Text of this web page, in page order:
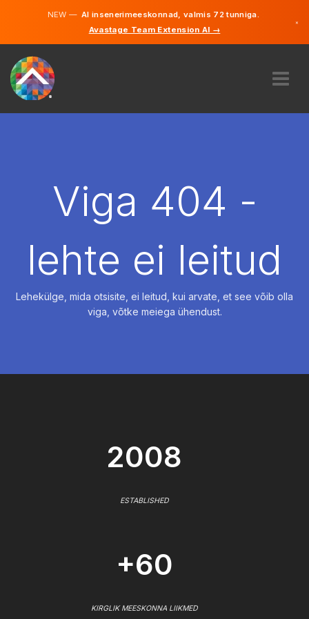
NEW —AI insenerimeeskonnad, valmis 72 tunniga.
Avastage Team Extension AI →
×
PALKAMAViga 404 -
lehte ei leitud
Lehekülge, mida otsisite, ei leitud, kui arvate, et see võib olla
viga, võtke meiega ühendust.
2008
ESTABLISHED
+60
KIRGLIK MEESKONNA LIIKMED